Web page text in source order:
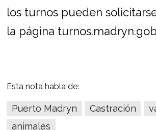
los turnos pueden
la página
Esta nota habla de:
Puerto Madryn Castración
animales